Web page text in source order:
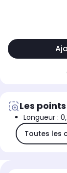
Les
Longueur :
Toutes les